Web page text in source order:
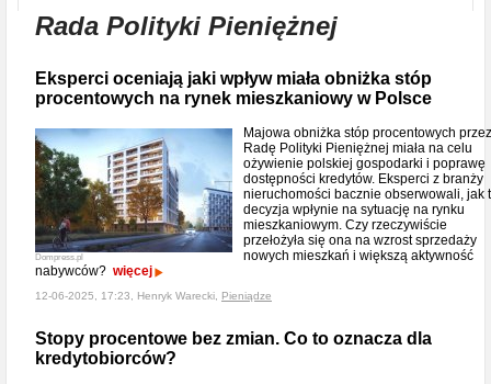
Rada Polityki Pieniężnej
Eksperci oceniają jaki wpływ miała obniżka stóp
procentowych na rynek mieszkaniowy w Polsce
Dompress.pl
Majowa obniżka stóp procentowych przez
Radę Polityki Pieniężnej miała na celu
ożywienie polskiej gospodarki i poprawę
dostępności kredytów. Eksperci z branży
nieruchomości bacznie obserwowali, jak
decyzja wpłynie na sytuację na rynku
mieszkaniowym. Czy rzeczywiście
przełożyła się ona na wzrost sprzedaży
nowych mieszkań i większą aktywność
nabywców? więcej
12-06-2025, 17:23, Henryk Warecki, Pieniądze
Stopy procentowe bez zmian. Co to oznacza dla
kredytobiorców?